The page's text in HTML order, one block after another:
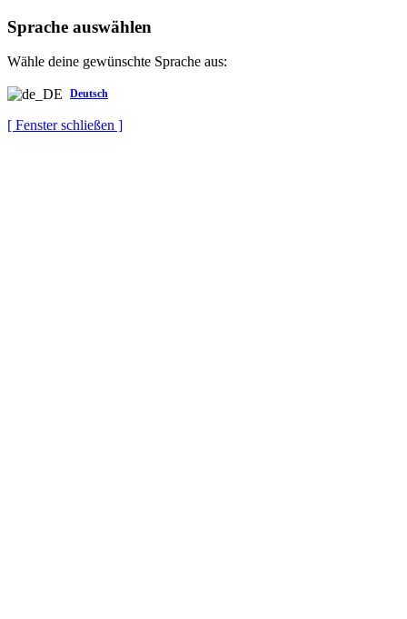
Sprache auswählen
Wähle deine gewünschte Sprache aus:
Deutsch
[ Fenster schließen ]